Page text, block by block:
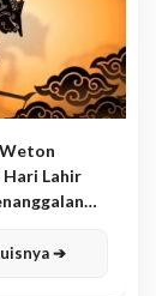
Hari Lahir
➔